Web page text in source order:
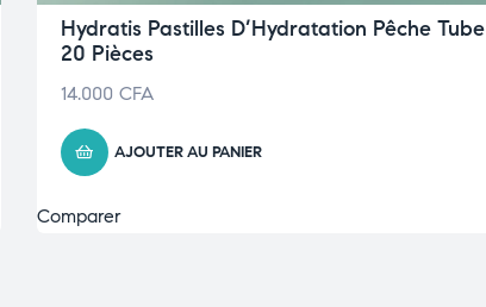
Hydratis Pastilles D’Hydratation Pêche Tube
20 Pièces
14.000 CFA
AJOUTER AU PANIER
Comparer